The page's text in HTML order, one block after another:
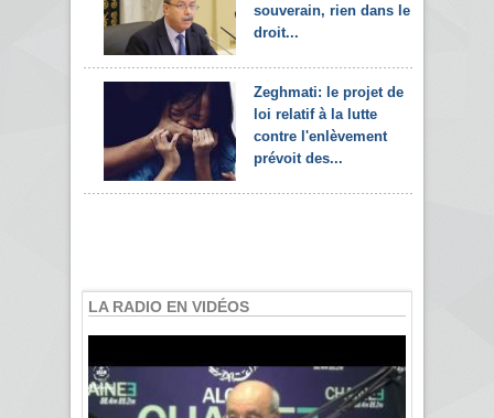
souverain, rien dans le
droit...
Zeghmati: le projet de
loi relatif à la lutte
contre l'enlèvement
prévoit des...
LA RADIO EN VIDÉOS